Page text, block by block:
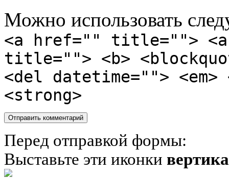
Можно использовать
<a href="" title="">
title=""> <b>
<del datetime="">
<strong>
Перед отправкой формы:
Выставьте эти иконки